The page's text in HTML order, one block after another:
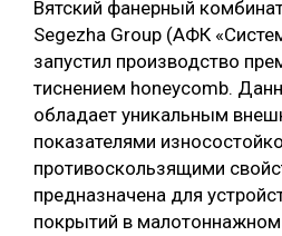
ЛЕСОВОССТАНОВЛЕНИЕ И ЗАЩИТА
ЛОГИСТИКА
ПРОИЗВОДСТВО ДРЕВЕСНЫХ ПЛИТ
ЦБП
КОМПЛЕКСНАЯ ПЕРЕРАБОТКА
ТЕМАТИЧЕСКИЕ ПРОЕКТЫ
ПОДБОРКИ СТАТЕЙ
Вятский фанерный
Segezha Group (АФК
запустил производство
тиснением honeycomb.
обладает уникальным
показателями
противоскользящими
предназначена для
покрытий в малотоннажном